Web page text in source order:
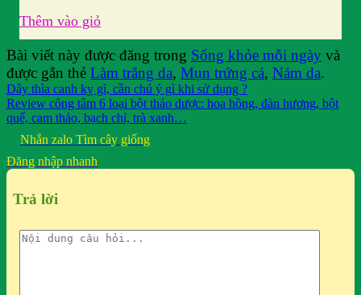
Thêm vào giỏ
Bài viết này được đăng trong Sống khỏe mỗi ngày và
được gắn thẻ Làm trắng da, Mụn trứng cá, Nám da.
Dây thìa canh kỵ gì, cần chú ý gì khi sử dụng ?
Review công tâm 6 loại bột thảo dược: hoa hồng, đàn hương, bột
quế, cam thảo, bạch chỉ, trà xanh…
Nhắn zalo Tìm cây giống
Đăng nhập nhanh
Trả lời